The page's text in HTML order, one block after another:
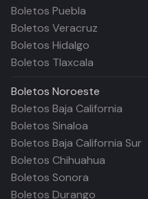
Boletos Puebla
Boletos Veracruz
Boletos Hidalgo
Boletos Tlaxcala
Boletos Noroeste
Boletos Baja California
Boletos Sinaloa
Boletos Baja California Sur
Boletos Chihuahua
Boletos Sonora
Boletos Durango